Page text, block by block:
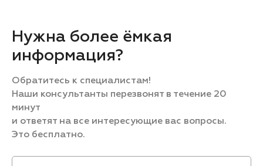
Нужна более ёмкая
информация?
Обратитесь к специалистам!
Наши консультанты перезвонят в течение 20
минут
и ответят на все интересующие вас вопросы.
Это бесплатно.